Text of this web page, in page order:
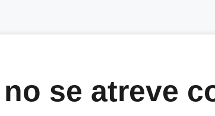
no se atreve